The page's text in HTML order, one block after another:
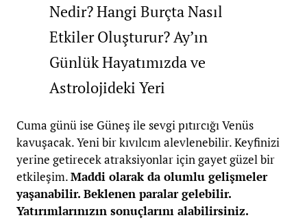
Nedir? Hangi Burçta Nasıl
Etkiler Oluşturur? Ay’ın
Günlük Hayatımızda ve
Astrolojideki Yeri
Cuma günü ise Güneş ile sevgi pıtırcığı Venüs
kavuşacak. Yeni bir kıvılcım alevlenebilir. Keyfinizi
yerine getirecek atraksiyonlar için gayet güzel bir
etkileşim.Maddi olarak da olumlu gelişmeler
yaşanabilir. Beklenen paralar gelebilir.
Yatırımlarınızın sonuçlarını alabilirsiniz.